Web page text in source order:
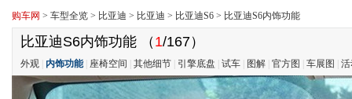
购车网 > 车型全览 > 比亚迪 > 比亚迪 > 比亚迪S6 > 比亚迪S6内饰功能
比亚迪S6内饰功能 （ 1/167）
外观 内饰功能| 座椅空间 其他细节 引擎底盘 试车 图解 官方图 车展图